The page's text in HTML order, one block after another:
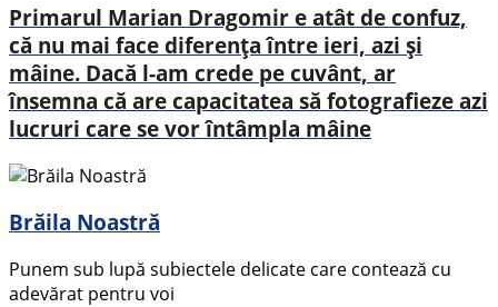
Primarul Marian Dragomir e atât de confuz,
că nu mai face diferența între ieri, azi și
mâine. Dacă l-am crede pe cuvânt, ar
însemna că are capacitatea să fotografieze azi
lucruri care se vor întâmpla mâine
Brăila Noastră
Punem sub lupă subiectele delicate care contează cu
adevărat pentru voi